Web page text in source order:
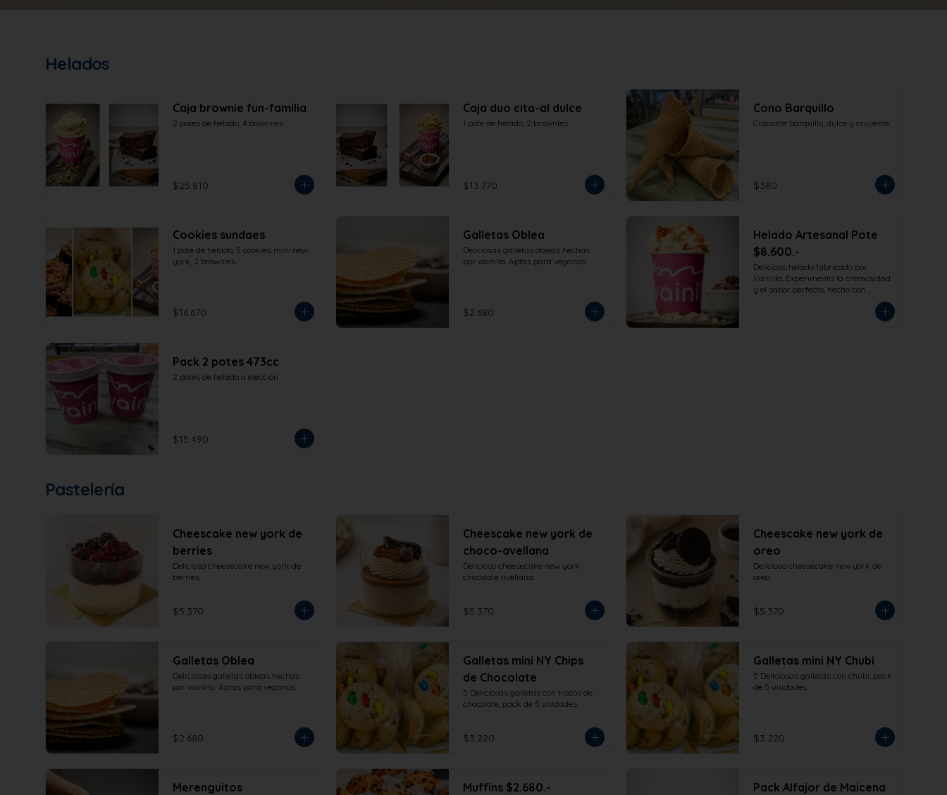
Helados
Caja brownie fun-familia
2 potes de helado, 4 brownies
$25.810
Caja duo cita-al dulce
1 pote de helado, 2 brownies.
$13.770
Cono Barquillo
Crocante barquillo, dulce y crujiente
$380
Cookies sundaes
1 pote de helado, 5 cookies mini new
york, 2 brownies.
$16.670
Galletas Oblea
Deliciosas galletas obleas hechas
por vainilla. Aptas para veganos.
$2.680
Helado Artesanal Pote
$8.600.-
Delicioso helado fabricado por
Vainilla, Experimenta la cremosidad
y el sabor perfecto, hecho con
ingredientes de la más alta calidad
para que disfrutes en la comodidad
Pack 2 potes 473cc
2 potes de helado a elección
$15.490
Pastelería
Cheescake new york de
berries
Delicioso cheesecake new york de
berries.
$5.370
Cheescake new york de
choco-avellana
Delicioso cheesecake new york
chocolate avellana.
$5.370
Cheescake new york de
oreo
Delicioso cheesecake new york de
oreo.
$5.370
Galletas Oblea
Deliciosas galletas obleas hechas
por vainilla. Aptas para veganos.
$2.680
Galletas mini NY Chips
de Chocolate
5 Deliciosas galletas con trozos de
chocolate, pack de 5 unidades.
$3.220
Galletas mini NY Chubi
5 Deliciosas galletas con chubi, pack
de 5 unidades.
$3.220
Merenguitos Muffins $2.680.- Pack Alfajor de Maicena